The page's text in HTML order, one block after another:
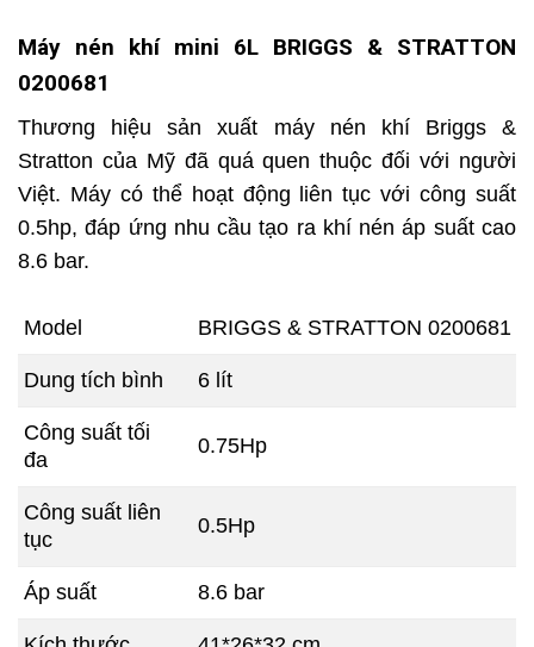
Máy nén khí mini 6L BRIGGS & STRATTON
0200681
Thương hiệu sản xuất máy nén khí Briggs &
Stratton của Mỹ đã quá quen thuộc đối với người
Việt. Máy có thể hoạt động liên tục với công suất
0.5hp, đáp ứng nhu cầu tạo ra khí nén áp suất cao
8.6 bar.
Model BRIGGS & STRATTON 0200681
Dung tích bình 6 lít
Công suất tối
đa
0.75Hp
Công suất liên
tục
0.5Hp
Áp suất 8.6 bar